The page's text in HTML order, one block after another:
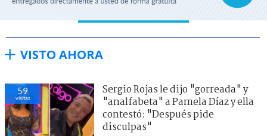
VISTO AHORA
59
visitas
Sergio Rojas le dijo "gorreada" y
"analfabeta" a Pamela Díaz y ella
contestó: "Después pide
disculpas"